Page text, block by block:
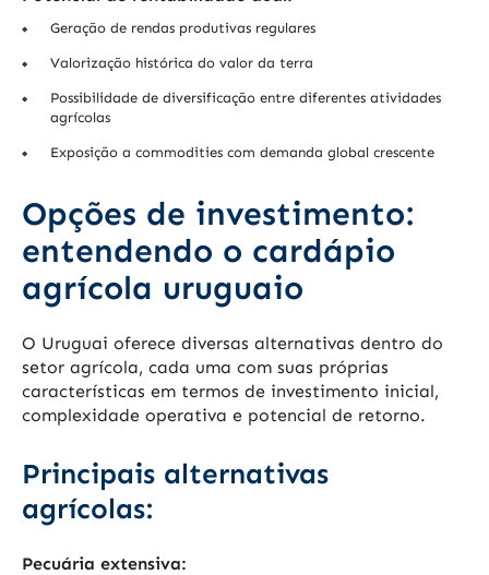
Geração de rendas produtivas regulares
Valorização histórica do valor da terra
Possibilidade de diversificação entre diferentes atividades
agrícolas
Exposição a commodities com demanda global crescente
Opções de investimento:
entendendo o cardápio
agrícola uruguaio
O Uruguai oferece diversas alternativas dentro do
setor agrícola, cada uma com suas próprias
características em termos de investimento inicial,
complexidade operativa e potencial de retorno.
Principais alternativas
agrícolas:
Pecuária extensiva: